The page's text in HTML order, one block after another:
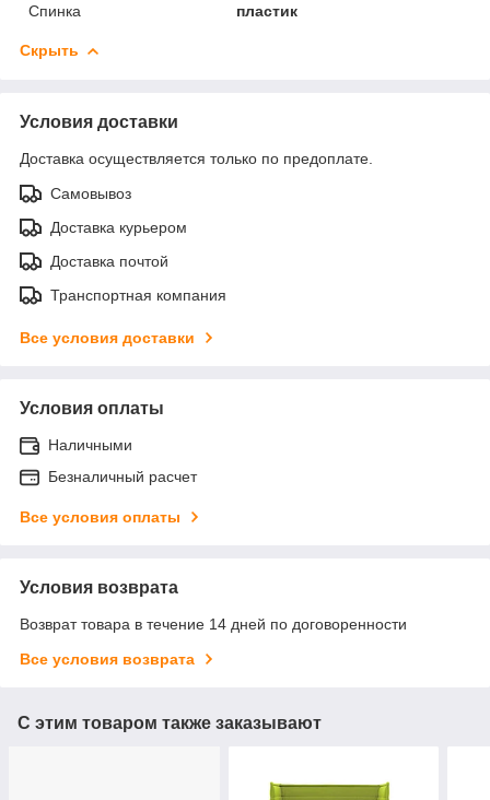
Спинка
пластик
Скрыть
Условия доставки
Доставка осуществляется только по предоплате.
Самовывоз
Доставка курьером
Доставка почтой
Транспортная компания
Все условия доставки
Условия оплаты
Наличными
Безналичный расчет
Все условия оплаты
Условия возврата
Возврат товара в течение 14 дней по договоренности
Все условия возврата
С этим товаром также заказывают